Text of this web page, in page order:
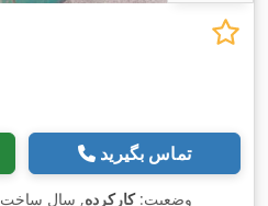
تماس بگیرید
وضعیت:کارکرده, سال